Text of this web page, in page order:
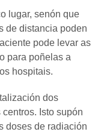
lugar, senón que
de distancia poden
pode levar as
para poñelas a
hospitais.
dos
Isto supón
doses de radiación